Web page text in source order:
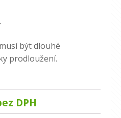
být dlouhé
prodloužení.
DPH